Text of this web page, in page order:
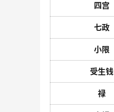
四宫
七政
小限
受生钱
禄